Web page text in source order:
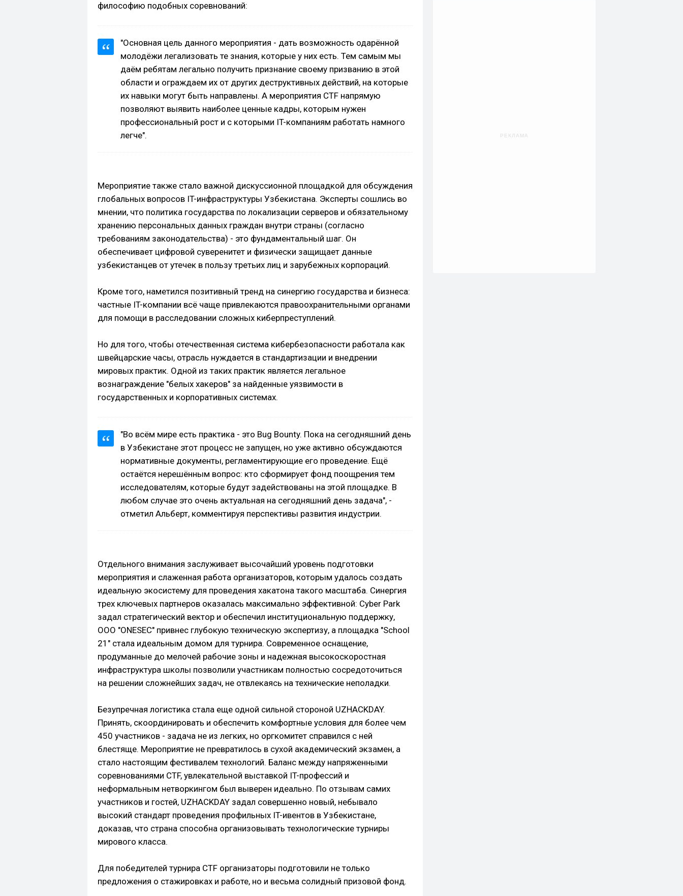
философию подобных соревнований:
"Основная цель данного мероприятия - дать возможность одарённой
молодёжи легализовать те знания, которые у них есть. Тем самым мы
даём ребятам легально получить признание своему призванию в этой
области и ограждаем их от других деструктивных действий, на которые
их навыки могут быть направлены. А мероприятия CTF напрямую
позволяют выявить наиболее ценные кадры, которым нужен
профессиональный рост и с которыми IT-компаниям работать намного
легче".
Мероприятие также стало важной дискуссионной площадкой для обсуждения
глобальных вопросов IT-инфраструктуры Узбекистана. Эксперты сошлись во
мнении, что политика государства по локализации серверов и обязательному
хранению персональных данных граждан внутри страны (согласно
требованиям законодательства) - это фундаментальный шаг. Он
обеспечивает цифровой суверенитет и физически защищает данные
узбекистанцев от утечек в пользу третьих лиц и зарубежных корпораций.
Кроме того, наметился позитивный тренд на синергию государства и бизнеса:
частные IT-компании всё чаще привлекаются правоохранительными органами
для помощи в расследовании сложных киберпреступлений.
Но для того, чтобы отечественная система кибербезопасности работала как
швейцарские часы, отрасль нуждается в стандартизации и внедрении
мировых практик. Одной из таких практик является легальное
вознаграждение "белых хакеров" за найденные уязвимости в
государственных и корпоративных системах.
"Во всём мире есть практика - это Bug Bounty. Пока на сегодняшний день
в Узбекистане этот процесс не запущен, но уже активно обсуждаются
нормативные документы, регламентирующие его проведение. Ещё
остаётся нерешённым вопрос: кто сформирует фонд поощрения тем
исследователям, которые будут задействованы на этой площадке. В
любом случае это очень актуальная на сегодняшний день задача", -
отметил Альберт, комментируя перспективы развития индустрии.
Отдельного внимания заслуживает высочайший уровень подготовки
мероприятия и слаженная работа организаторов, которым удалось создать
идеальную экосистему для проведения хакатона такого масштаба. Синергия
трех ключевых партнеров оказалась максимально эффективной: Cyber Park
задал стратегический вектор и обеспечил институциональную поддержку,
ООО "ONESEC" привнес глубокую техническую экспертизу, а площадка "School
21" стала идеальным домом для турнира. Современное оснащение,
продуманные до мелочей рабочие зоны и надежная высокоскоростная
инфраструктура школы позволили участникам полностью сосредоточиться
на решении сложнейших задач, не отвлекаясь на технические неполадки.
Безупречная логистика стала еще одной сильной стороной UZHACKDAY.
Принять, скоординировать и обеспечить комфортные условия для более чем
450 участников - задача не из легких, но оргкомитет справился с ней
блестяще. Мероприятие не превратилось в сухой академический экзамен, а
стало настоящим фестивалем технологий. Баланс между напряженными
соревнованиями CTF, увлекательной выставкой IT-профессий и
неформальным нетворкингом был выверен идеально. По отзывам самих
участников и гостей, UZHACKDAY задал совершенно новый, небывало
высокий стандарт проведения профильных IT-ивентов в Узбекистане,
доказав, что страна способна организовывать технологические турниры
мирового класса.
Для победителей турнира CTF организаторы подготовили не только
предложения о стажировках и работе, но и весьма солидный призовой фонд.